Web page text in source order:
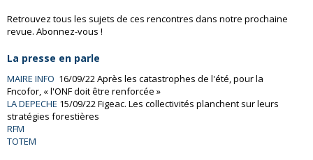
Retrouvez tous les sujets de ces rencontres dans notre prochaine
revue. Abonnez-vous !
La presse en parle
MAIRE INFO 16/09/22 Après les catastrophes de l'été, pour la
Fncofor, « l'ONF doit être renforcée »
LA DEPECHE 15/09/22 Figeac. Les collectivités planchent sur leurs
stratégies forestières
RFM
TOTEM